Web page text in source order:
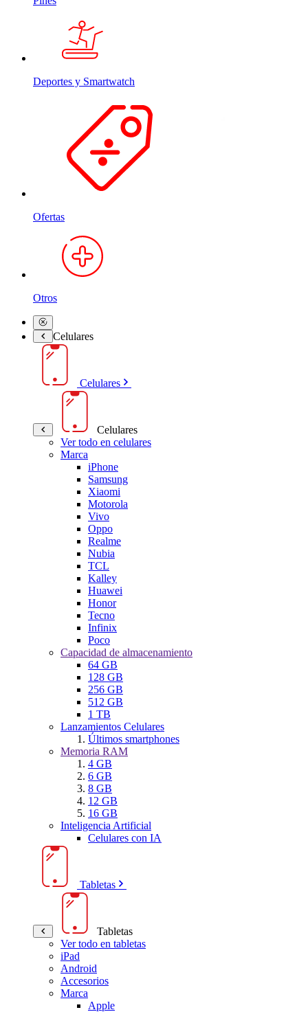
Deportes y Smartwatch
Ofertas
Otros
Celulares
Celulares
Celulares
Ver todo en celulares
Marca
iPhone
Samsung
Xiaomi
Motorola
Vivo
Oppo
Realme
Nubia
TCL
Kalley
Huawei
Honor
Tecno
Infinix
Poco
Capacidad de almacenamiento
64 GB
128 GB
256 GB
512 GB
1 TB
Lanzamientos Celulares
Últimos smartphones
Memoria RAM
4 GB
6 GB
8 GB
12 GB
16 GB
Inteligencia Artificial
Celulares con IA
Tabletas
Tabletas
Ver todo en tabletas
iPad
Android
Accesorios
Marca
Apple